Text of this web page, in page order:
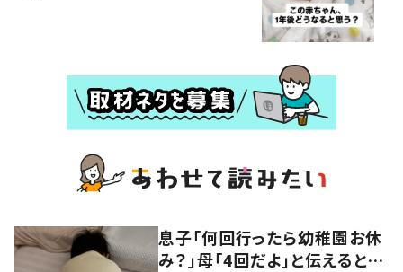
息子「何回行ったら幼稚園お休
み？」母「4回だよ」と伝えると…